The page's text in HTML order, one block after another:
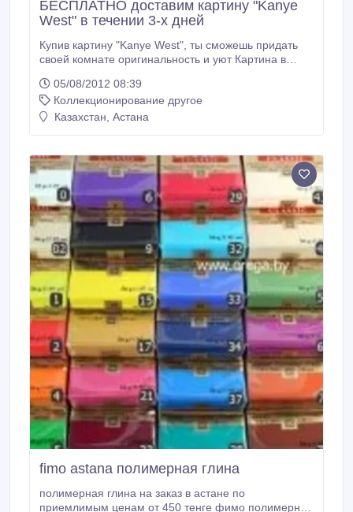
БЕСПЛАТНО доставим картину "Kanye
West" в течении 3-х дней
Купив картину "Kanye West", ты сможешь придать
своей комнате оригинальность и уют Картина в
формате А3 Я поклонник творчества Канье. Все как
то хотел что нибудь сделать, связав это с ним. И вот,
я нарисовал его картину, чем очень горжусь :))
вдохновением! Невероятно жаль расставаться с
этой картиной, с моим "детищем", но очень нужны
деньги.
05/08/2012 08:39
Коллекционирование другое
Казахстан, Астана
fimo astana полимерная глина
полимерная глина на заказ в астане по
приемлимым ценам от 450 тенге фимо полимерная